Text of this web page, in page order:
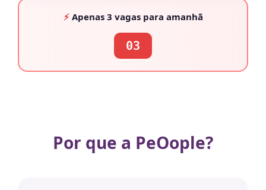
⚡Apenas 3 vagaspara amanhã
03
Por que a PeOople?